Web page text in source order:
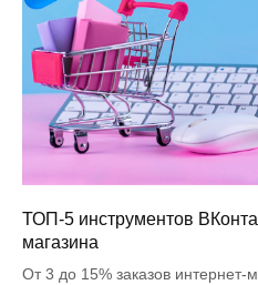
ТОП-5 инструментов
магазина
От 3 до 15% заказов